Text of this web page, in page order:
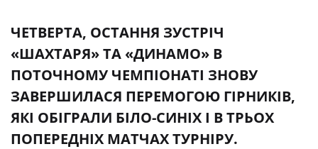
ЧЕТВЕРТА, ОСТАННЯ ЗУСТРІЧ
«ШАХТАРЯ» ТА «ДИНАМО» В
ПОТОЧНОМУ ЧЕМПІОНАТІ ЗНОВУ
ЗАВЕРШИЛАСЯ ПЕРЕМОГОЮ ГІРНИКІВ,
ЯКІ ОБІГРАЛИ БІЛО-СИНІХ І В ТРЬОХ
ПОПЕРЕДНІХ МАТЧАХ ТУРНІРУ.